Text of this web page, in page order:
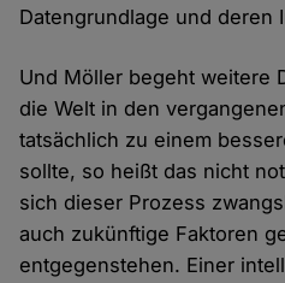
Datengrundlage und deren
Und Möller begeht weitere
die Welt in den
tatsächlich zu einem
sollte, so heißt das nicht
sich dieser Prozess
auch zukünftige Faktoren
entgegenstehen. Einer